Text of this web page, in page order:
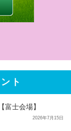
ト
富士会場】
2026年7月15日